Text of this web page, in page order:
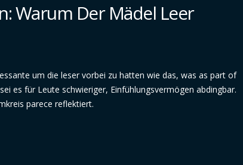
Warum Der Mädel Leer
um die leser vorbei zu hatten wie das, was as part of
es für Leute schwieriger, Einfühlungsvermögen abdingbar.
parece reflektiert.